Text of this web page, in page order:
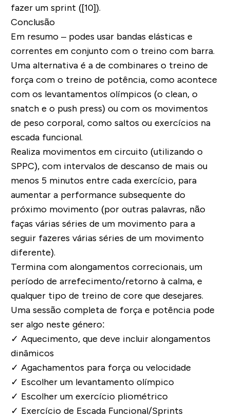
fazer um sprint ([10]).
Conclusão
Em resumo – podes usar bandas elásticas e
correntes em conjunto com o treino com barra.
Uma alternativa é a de combinares o treino de
força com o treino de potência, como acontece
com os levantamentos olímpicos (o clean, o
snatch e o push press) ou com os movimentos
de peso corporal, como saltos ou exercícios na
escada funcional.
Realiza movimentos em circuito (utilizando o
SPPC), com intervalos de descanso de mais ou
menos 5 minutos entre cada exercício, para
aumentar a performance subsequente do
próximo movimento (por outras palavras, não
faças várias séries de um movimento para a
seguir fazeres várias séries de um movimento
diferente).
Termina com alongamentos correcionais, um
período de arrefecimento/retorno à calma, e
qualquer tipo de treino de core que desejares.
Uma sessão completa de força e potência pode
ser algo neste género:
✓ Aquecimento, que deve incluir alongamentos
dinâmicos
✓ Agachamentos para força ou velocidade
✓ Escolher um levantamento olímpico
✓ Escolher um exercício pliométrico
✓ Exercício de Escada Funcional/Sprints